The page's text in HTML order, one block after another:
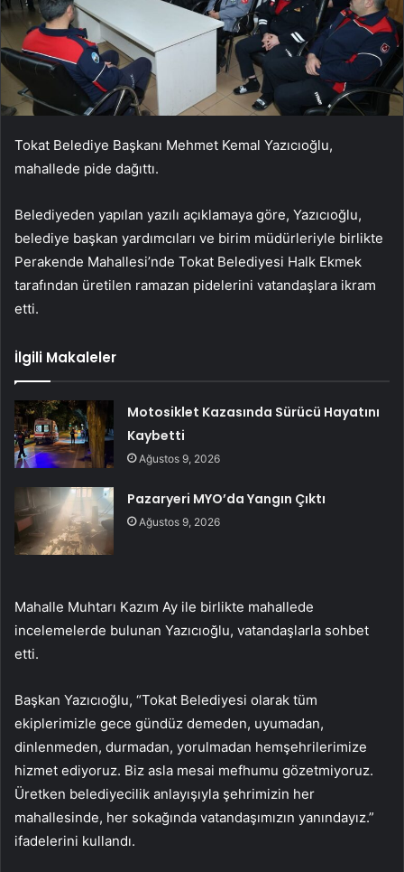
Tokat Belediye Başkanı Mehmet Kemal Yazıcıoğlu,
mahallede pide dağıttı.
Belediyeden yapılan yazılı açıklamaya göre, Yazıcıoğlu,
belediye başkan yardımcıları ve birim müdürleriyle birlikte
Perakende Mahallesi’nde Tokat Belediyesi Halk Ekmek
tarafından üretilen ramazan pidelerini vatandaşlara ikram
etti.
İlgili Makaleler
Motosiklet Kazasında Sürücü Hayatını
Kaybetti
Ağustos 9, 2026
Pazaryeri MYO’da Yangın Çıktı
Ağustos 9, 2026
Mahalle Muhtarı Kazım Ay ile birlikte mahallede
incelemelerde bulunan Yazıcıoğlu, vatandaşlarla sohbet
etti.
Başkan Yazıcıoğlu, “Tokat Belediyesi olarak tüm
ekiplerimizle gece gündüz demeden, uyumadan,
dinlenmeden, durmadan, yorulmadan hemşehrilerimize
hizmet ediyoruz. Biz asla mesai mefhumu gözetmiyoruz.
Üretken belediyecilik anlayışıyla şehrimizin her
mahallesinde, her sokağında vatandaşımızın yanındayız.”
ifadelerini kullandı.